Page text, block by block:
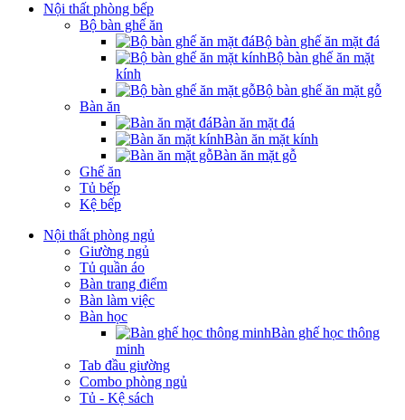
Nội thất phòng bếp
Bộ bàn ghế ăn
Bộ bàn ghế ăn mặt đá
Bộ bàn ghế ăn mặt
kính
Bộ bàn ghế ăn mặt gỗ
Bàn ăn
Bàn ăn mặt đá
Bàn ăn mặt kính
Bàn ăn mặt gỗ
Ghế ăn
Tủ bếp
Kệ bếp
Nội thất phòng ngủ
Giường ngủ
Tủ quần áo
Bàn trang điểm
Bàn làm việc
Bàn học
Bàn ghế học thông
minh
Tab đầu giường
Combo phòng ngủ
Tủ - Kệ sách